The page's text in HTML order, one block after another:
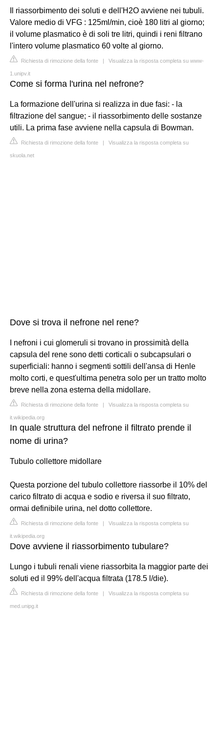
Il riassorbimento dei soluti e dell'H2O avviene nei tubuli.
Valore medio di VFG : 125ml/min, cioè 180 litri al giorno;
il volume plasmatico è di soli tre litri, quindi i reni filtrano
l'intero volume plasmatico 60 volte al giorno.
Richiesta di rimozione della fonte | Visualizza la risposta completa su www-
1.unipv.it
Come si forma l'urina nel nefrone?
La formazione dell'urina si realizza in due fasi: - la
filtrazione del sangue; - il riassorbimento delle sostanze
utili. La prima fase avviene nella capsula di Bowman.
Richiesta di rimozione della fonte | Visualizza la risposta completa su
skuola.net
Dove si trova il nefrone nel rene?
I nefroni i cui glomeruli si trovano in prossimità della
capsula del rene sono detti corticali o subcapsulari o
superficiali: hanno i segmenti sottili dell'ansa di Henle
molto corti, e quest'ultima penetra solo per un tratto molto
breve nella zona esterna della midollare.
Richiesta di rimozione della fonte | Visualizza la risposta completa su
it.wikipedia.org
In quale struttura del nefrone il filtrato prende il
nome di urina?
Tubulo collettore midollare
Questa porzione del tubulo collettore riassorbe il 10% del
carico filtrato di acqua e sodio e riversa il suo filtrato,
ormai definibile urina, nel dotto collettore.
Richiesta di rimozione della fonte | Visualizza la risposta completa su
it.wikipedia.org
Dove avviene il riassorbimento tubulare?
Lungo i tubuli renali viene riassorbita la maggior parte dei
soluti ed il 99% dell'acqua filtrata (178.5 l/die).
Richiesta di rimozione della fonte | Visualizza la risposta completa su
med.unipg.it